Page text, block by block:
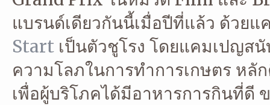
แบรนด์เดียวกันนี้เมื่อปีที่แล้ว ด้วย
Start เป็นตัวชูโรง โดยแคมเปญส
ความโลภในการทำการเกษตร หลั
เพื่อผู้บริโภคได้มีอาหารการกินที่ดี